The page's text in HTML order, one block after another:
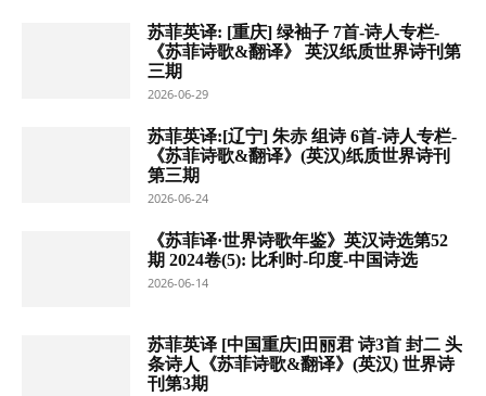
苏菲英译: [重庆] 绿袖子 7首-诗人专栏-
《苏菲诗歌&翻译》 英汉纸质世界诗刊第
三期
2026-06-29
苏菲英译:[辽宁] 朱赤 组诗 6首-诗人专栏-
《苏菲诗歌&翻译》(英汉)纸质世界诗刊
第三期
2026-06-24
《苏菲译·世界诗歌年鉴》英汉诗选第52
期 2024卷(5): 比利时-印度-中国诗选
2026-06-14
苏菲英译 [中国重庆]田丽君 诗3首 封二 头
条诗人《苏菲诗歌&翻译》(英汉) 世界诗
刊第3期